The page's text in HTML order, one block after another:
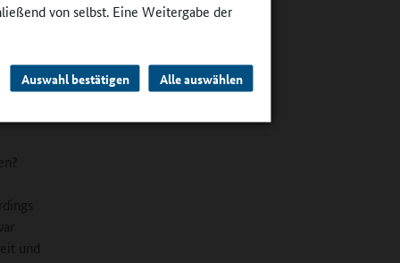
von selbst. Eine Weitergabe der
Auswahl bestätigen Alle auswählen
und